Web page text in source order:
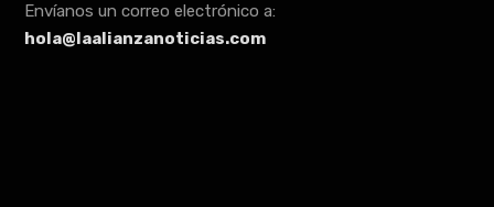
Envíanos un correo electrónico a:
hola@laalianzanoticias.com